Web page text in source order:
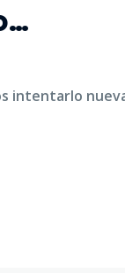
intentarlo